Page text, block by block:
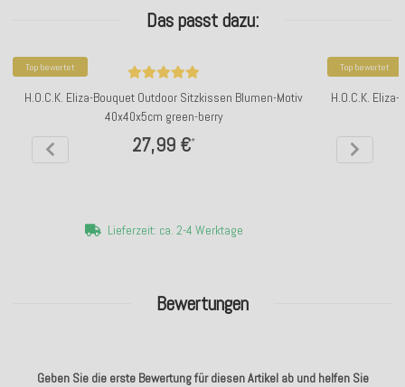
Bewertungen
Geben Sie die erste Bewertung für diesen Artikel ab und helfen Sie
Das passt dazu:
Top bewertet
H.O.C.K. Eliza-Bouquet Outdoor Sitzkissen Blumen-Motiv
40x40x5cm green-berry
27,99 €*
Lieferzeit: ca. 2-4 Werktage
Top bewertet
H.O.C.K.